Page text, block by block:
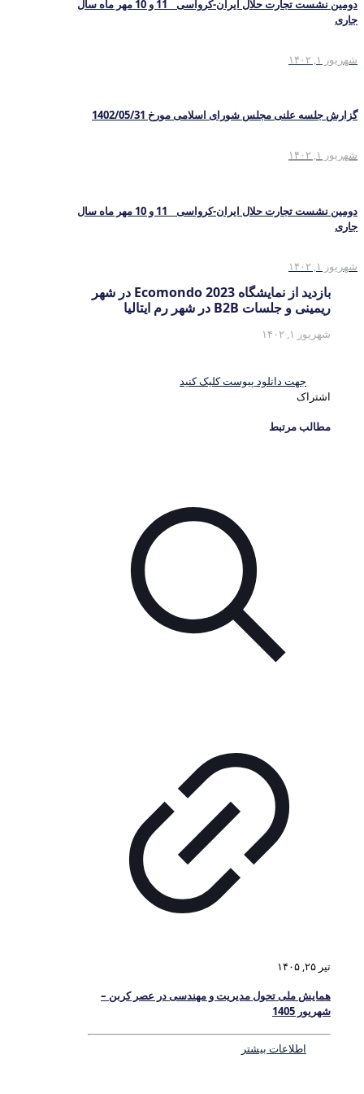
دومین نشست تجارت حلال ایران-کرواسی _ 11 و 10 مهر ماه سال
جاری
شهریور ۱, ۱۴۰۲
گزارش جلسه علنی مجلس شورای اسلامی مورخ 1402/05/31
شهریور ۱, ۱۴۰۲
دومین نشست تجارت حلال ایران-کرواسی _ 11 و 10 مهر ماه سال
جاری
شهریور ۱, ۱۴۰۲
بازدید از نمایشگاه Ecomondo 2023 در شهر
ریمینی و جلسات B2B در شهر رم ایتالیا
شهریور ۱, ۱۴۰۲
جهت دانلود پیوست کلیک کنید
اشتراک
مطالب مرتبط
تیر ۲۵, ۱۴۰۵
همایش ملی تحول مدیریت و مهندسی در عصر کربن –
شهریور 1405
اطلاعات بیشتر